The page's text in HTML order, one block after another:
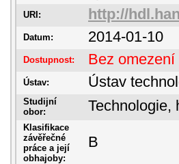
URI: http://
Datum: 2014-01-10
Dostupnost: Bez omezení
Ústav: Ústav
Studijní
obor:
Technologie,
Klasifikace
závěřečné
práce a její
obhajoby:
B